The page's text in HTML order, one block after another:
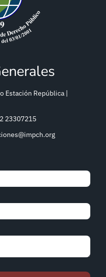
Estación República |
23307215